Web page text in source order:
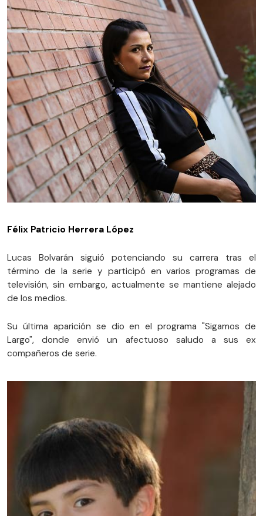
Félix Patricio Herrera López
Lucas Bolvarán siguió potenciando su carrera tras el
término de la serie y participó en varios programas de
televisión, sin embargo, actualmente se mantiene alejado
de los medios.
Su última aparición se dio en el programa "Sigamos de
Largo", donde envió un afectuoso saludo a sus ex
compañeros de serie.